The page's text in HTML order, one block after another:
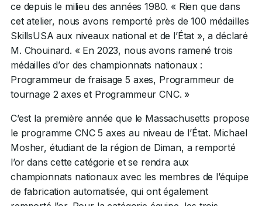
ce depuis le milieu des années 1980. « Rien que dans
cet atelier, nous avons remporté près de 100 médailles
SkillsUSA aux niveaux national et de l’État », a déclaré
M. Chouinard. « En 2023, nous avons ramené trois
médailles d’or des championnats nationaux :
Programmeur de fraisage 5 axes, Programmeur de
tournage 2 axes et Programmeur CNC. »
C’est la première année que le Massachusetts propose
le programme CNC 5 axes au niveau de l’État. Michael
Mosher, étudiant de la région de Diman, a remporté
l’or dans cette catégorie et se rendra aux
championnats nationaux avec les membres de l’équipe
de fabrication automatisée, qui ont également